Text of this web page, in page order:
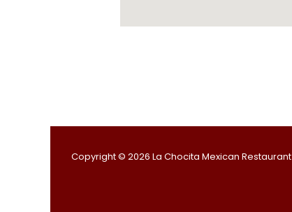
Copyright © 2026 La Chocita Mexican Restaurant